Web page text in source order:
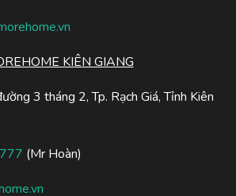
KIÊN GIANG
3 tháng 2, Tp. Rạch Giá, Tỉnh Kiên
(Mr Hoàn)